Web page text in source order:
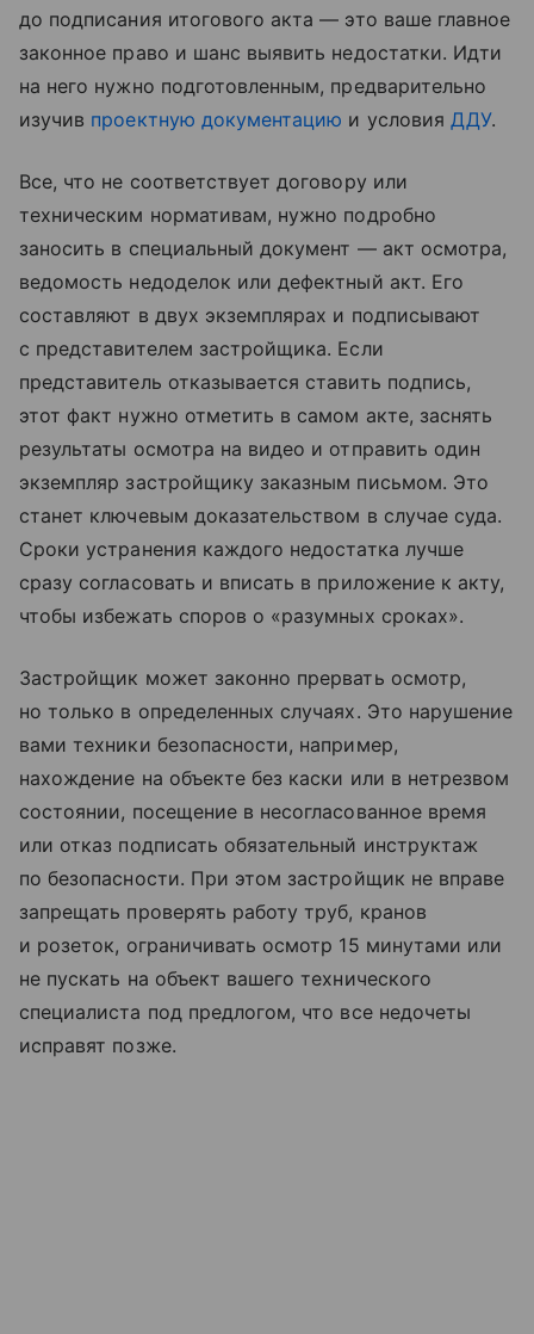
до подписания итогового акта — это ваше главное
законное право и шанс выявить недостатки. Идти
на него нужно подготовленным, предварительно
изучив проектную документацию и условия ДДУ.
Все, что не соответствует договору или
техническим нормативам, нужно подробно
заносить в специальный документ — акт осмотра,
ведомость недоделок или дефектный акт. Его
составляют в двух экземплярах и подписывают
с представителем застройщика. Если
представитель отказывается ставить подпись,
этот факт нужно отметить в самом акте, заснять
результаты осмотра на видео и отправить один
экземпляр застройщику заказным письмом. Это
станет ключевым доказательством в случае суда.
Сроки устранения каждого недостатка лучше
сразу согласовать и вписать в приложение к акту,
чтобы избежать споров о «разумных сроках».
Застройщик может законно прервать осмотр,
но только в определенных случаях. Это нарушение
вами техники безопасности, например,
нахождение на объекте без каски или в нетрезвом
состоянии, посещение в несогласованное время
или отказ подписать обязательный инструктаж
по безопасности. При этом застройщик не вправе
запрещать проверять работу труб, кранов
и розеток, ограничивать осмотр 15 минутами или
не пускать на объект вашего технического
специалиста под предлогом, что все недочеты
исправят позже.